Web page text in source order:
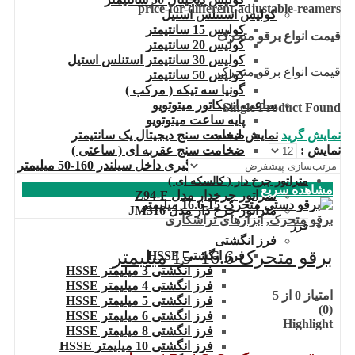
کولیس استنلس استیل
کولیس 15 سانتیمتر
کولیس 20 سانتیمتر
کولیس 30 سانتیمتر استنلس استیل
کولیس 50 سانتیمتر
گونیا سه تیکه ( مرکب )
ساعت اندیکاتور میتوتویو
پایه ساعت میتوتویو
ضخامت سنج دیجیتال یک سانتیمتر
ضخامت سنج عقربه ای ( ساعتی )
گیج اندازه گیری داخل سیلندر 160-50 میلیمتر
متراتور چرخ دار ( کالسکه ای )
متراتور چرخدار مدل Z94-F
متراتور چرخ دار مدل JM316
فرز
فرز انگشتی
فرز انگشتی HSSE
فرز انگشتی 3 میلیمتر HSSE
فرز انگشتی 4 میلیمتر HSSE
فرز انگشتی 5 میلیمتر HSSE
فرز انگشتی 6 میلیمتر HSSE
فرز انگشتی 8 میلیمتر HSSE
فرز انگشتی 10 میلیمتر HSSE
price-for-different-adjustable-reamers
قیمت انواع برقو متحرک
قیمت انواع برقو متحرک
Single Product Found
نمایش گرید نمایش لیست
نمایش :
مشاهده سریع
برقو متحرک,ابزارهای تراشکاری
برقو متحرک 16.6–15 میلیمتر
امتیاز 0 از 5
(0)
Highlight